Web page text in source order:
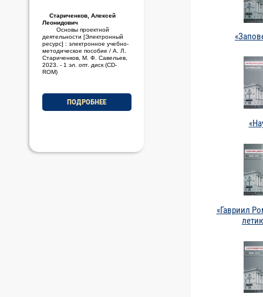
Стариченков, Алексей
Леонидович
Основы проектной
деятельности [Электронный
ресурс] : электронное учебно-
методическое пособие / А. Л.
Стариченков, М. Ф. Савельев,
2023. - 1 эл. опт. диск (CD-
ROM)
ПОДРОБНЕЕ
«Гавриил